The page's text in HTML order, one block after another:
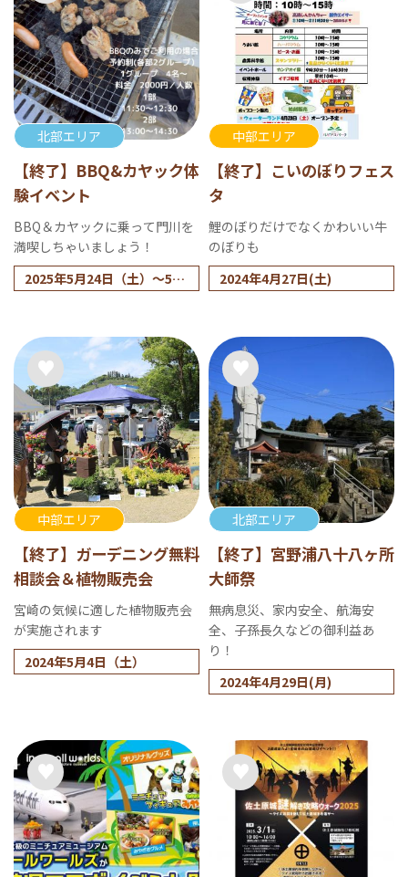
北部エリア
【終了】BBQ&カヤック体
験イベント
BBQ＆カヤックに乗って門川を
満喫しちゃいましょう！
2025年5月24日（土）～5月
中部エリア
【終了】こいのぼりフェス
タ
鯉のぼりだけでなくかわいい牛
のぼりも
2024年4月27日(土)
中部エリア
【終了】ガーデニング無料
相談会＆植物販売会
宮崎の気候に適した植物販売会
が実施されます
2024年5月4日（土）
北部エリア
【終了】宮野浦八十八ヶ所
大師祭
無病息災、家内安全、航海安
全、子孫長久などの御利益あ
り！
2024年4月29日(月)